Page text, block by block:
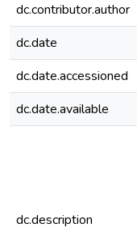
dc.contributor.author
dc.date
dc.date.accessioned
dc.date.available
dc.description